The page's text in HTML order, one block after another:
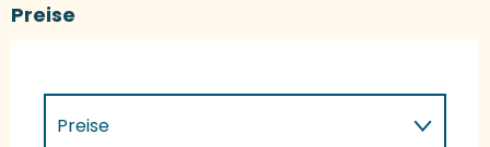
Preise
Preise